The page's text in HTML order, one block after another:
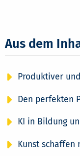
Aus dem
Produktiver
Den perfekten
KI in Bildung
Kunst schaffen